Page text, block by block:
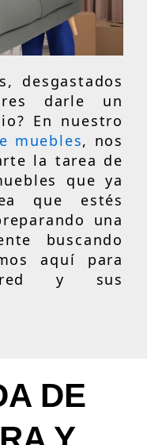
desgastados
darle un
En nuestro
muebles, nos
la tarea de
que ya
que estés
una
buscando
aquí para
y sus
DE